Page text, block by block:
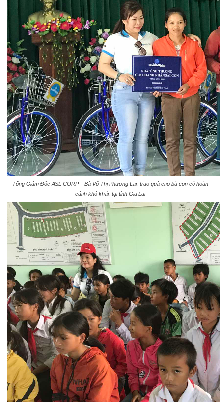
Tổng Giám Đốc ASL CORP – Bà Võ Thị Phương Lan trao quà cho bà con có hoàn
cảnh khó khăn tại tỉnh Gia Lai